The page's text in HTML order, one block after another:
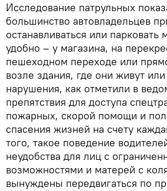
Исследование патрульных
большинство автовладельцев
останавливаться или
удобно – у магазина, на
пешеходном переходе или
возле здания, где они живут
нарушения, как отметили в
препятствия для доступа
пожарных, скорой помощи и
спасения жизней на счету
того, такое поведение
неудобства для лиц с
возможностями и матерей с
вынуждены передвигаться по